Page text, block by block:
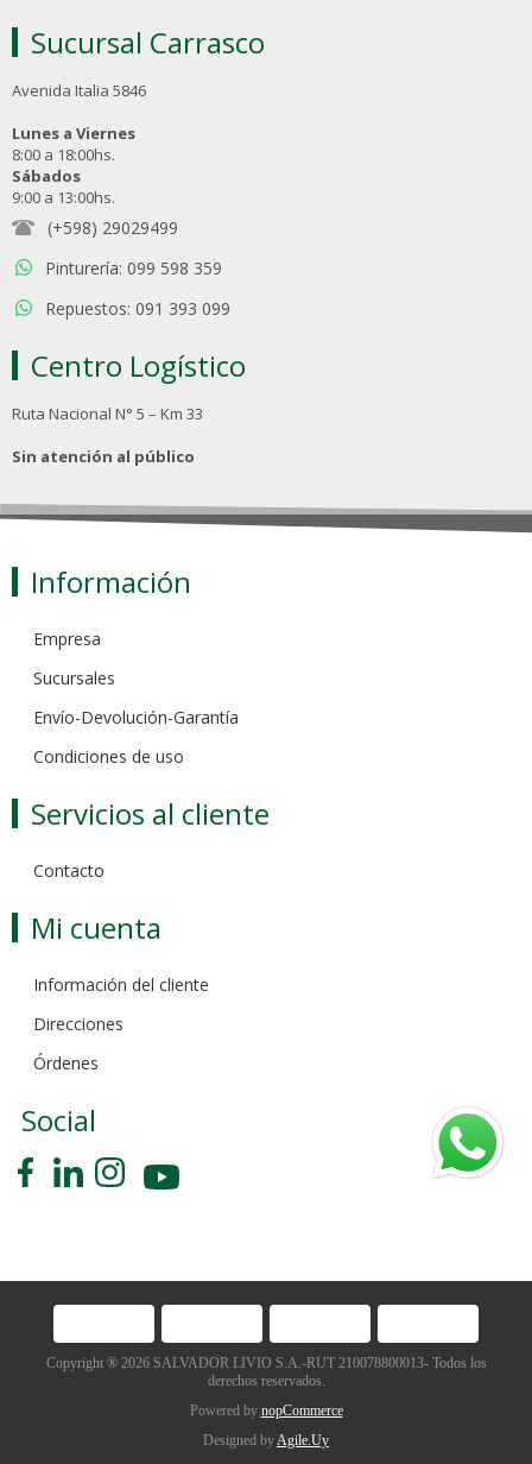
Sucursal Carrasco
Avenida Italia 5846
Lunes a Viernes
8:00 a 18:00hs.
Sábados
9:00 a 13:00hs.
(+598) 29029499
Pinturería: 099 598 359
Repuestos: 091 393 099
Centro Logístico
Ruta Nacional N° 5 – Km 33
Sin atención al público
Información
Empresa
Sucursales
Envío-Devolución-Garantía
Condiciones de uso
Servicios al cliente
Contacto
Mi cuenta
Información del cliente
Direcciones
Órdenes
Social
Copyright ® 2026 SALVADOR LIVIO S.A.-RUT 210078800013- Todos los
derechos reservados.
Powered by nopCommerce
Designed byAgile.Uy